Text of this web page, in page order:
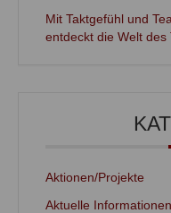
Mit Taktgefühl und
entdeckt die Welt des
Aktionen/Projekte
Aktuelle Informationen